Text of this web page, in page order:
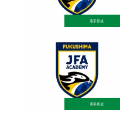
選手育成
選手育成